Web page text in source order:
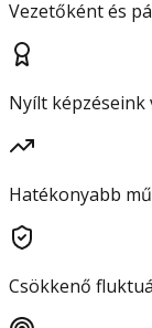
Vezetőként és
Nyílt
Hatékonyabb
Csökkenő